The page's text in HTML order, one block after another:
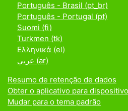
Português - Brasil ‎(pt_br)‎
Português - Portugal ‎(pt)‎
Suomi ‎(fi)‎
Turkmen ‎(tk)‎
Ελληνικά ‎(el)‎
عربي ‎(ar)‎
Resumo de retenção de dados
Obter o aplicativo para
Mudar para o tema padrão